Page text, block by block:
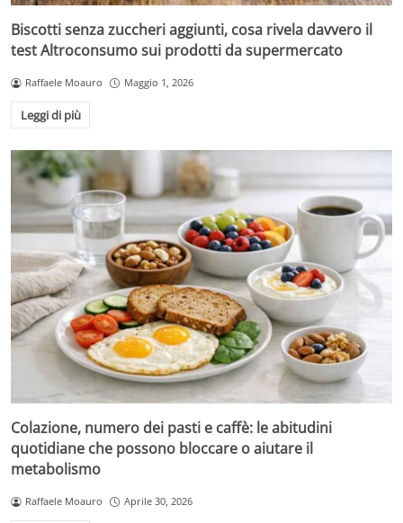
Biscotti senza zuccheri aggiunti, cosa rivela davvero il
test Altroconsumo sui prodotti da supermercato
Raffaele Moauro Maggio 1, 2026
Leggi di più
Colazione, numero dei pasti e caffè: le abitudini
quotidiane che possono bloccare o aiutare il
metabolismo
Raffaele Moauro Aprile 30, 2026